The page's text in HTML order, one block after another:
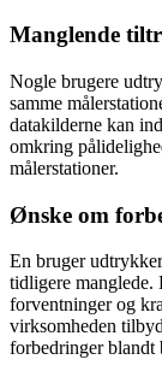
Manglende
Nogle brugere
samme
datakilderne kan
omkring
målerstationer.
Ønske om
En bruger
tidligere manglede.
forventninger og
virksomheden
forbedringer blandt